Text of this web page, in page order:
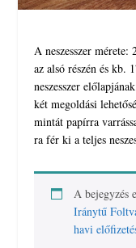
A neszesszer mérete:
az alsó részén és kb.
neszesszer
két megoldási
mintát papírra
ra fér ki a teljes
A bejegyzés
Iránytű
havi